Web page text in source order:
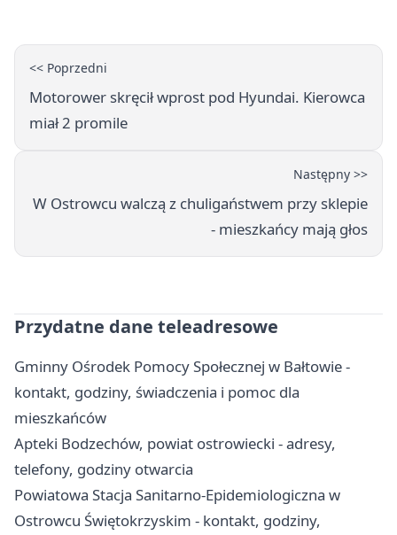
<< Poprzedni
Motorower skręcił wprost pod Hyundai. Kierowca
miał 2 promile
Następny >>
W Ostrowcu walczą z chuligaństwem przy sklepie
- mieszkańcy mają głos
Przydatne dane teleadresowe
Gminny Ośrodek Pomocy Społecznej w Bałtowie -
kontakt, godziny, świadczenia i pomoc dla
mieszkańców
Apteki Bodzechów, powiat ostrowiecki - adresy,
telefony, godziny otwarcia
Powiatowa Stacja Sanitarno-Epidemiologiczna w
Ostrowcu Świętokrzyskim - kontakt, godziny,